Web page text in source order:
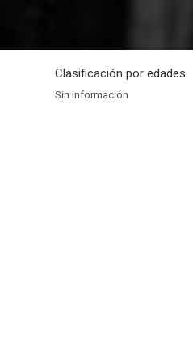
Clasificación por edades
Sin información